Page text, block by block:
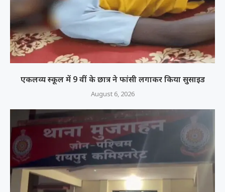
एकलव्य स्कूल में 9 वीं के छात्र ने फांसी लगाकर किया सुसाइड
August 6, 2026